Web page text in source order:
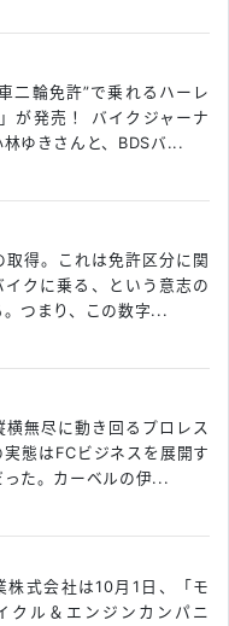
二輪免許”で乗れるハーレ
が発売！ バイクジャーナ
林ゆきさんと、BDSバ...
取得。これは免許区分に関
イクに乗る、という意志の
つまり、この数字...
横無尽に動き回るプロレス
実態はFCビジネスを展開す
った。カーベルの伊...
株式会社は10月1日、「モ
クル＆エンジンカンパニ